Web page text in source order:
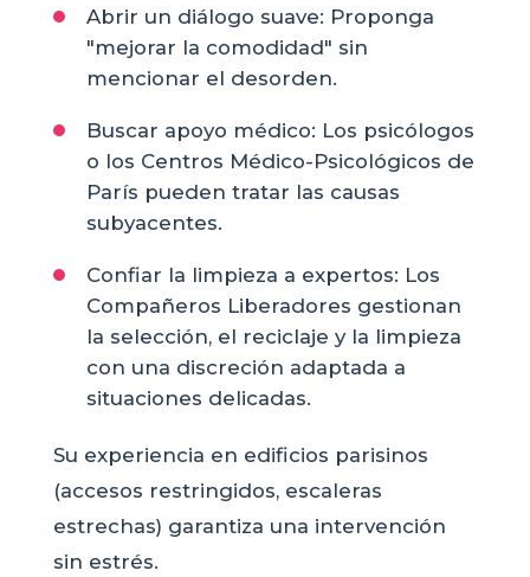
Abrir un diálogo suave: Proponga
"mejorar la comodidad" sin
mencionar el desorden.
Buscar apoyo médico: Los psicólogos
o los Centros Médico-Psicológicos de
París pueden tratar las causas
subyacentes.
Confiar la limpieza a expertos: Los
Compañeros Liberadores gestionan
la selección, el reciclaje y la limpieza
con una discreción adaptada a
situaciones delicadas.
Su experiencia en edificios parisinos
(accesos restringidos, escaleras
estrechas) garantiza una intervención
sin estrés.